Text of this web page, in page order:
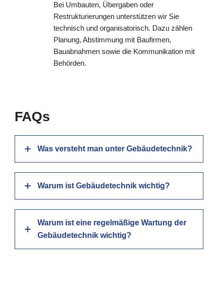
Bei Umbauten, Übergaben oder
Restrukturierungen unterstützen wir Sie
technisch und organisatorisch. Dazu zählen
Planung, Abstimmung mit Baufirmen,
Bauabnahmen sowie die Kommunikation mit
Behörden.
FAQs
Was versteht man unter Gebäudetechnik?
Warum ist Gebäudetechnik wichtig?
Warum ist eine regelmäßige Wartung der
Gebäudetechnik wichtig?